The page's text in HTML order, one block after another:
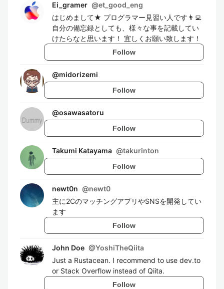
Ei_gramer @et_good_eng
はじめまして★ プログラマー見習い人です👨‍💻
自分の備忘録としても、様々な事を記載してい
けたらなと思います！ 宜しくお願い致します！
Follow
@midorizemi
Follow
@osawasatoru
Follow
Takumi Katayama @takurinton
Follow
newt0n @newt0
主に2CのマッチングアプリやSNSを開発してい
ます
Follow
John Doe @YoshiTheQiita
Just a Rustacean. I recommend to use dev.to
or Stack Overflow instead of Qiita.
Follow